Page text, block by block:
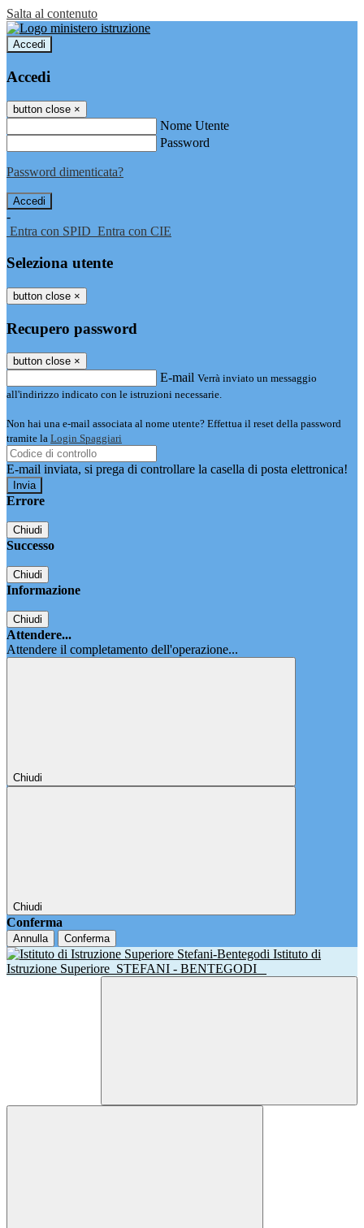
Salta al contenuto
Accedi
Accedi
button close ×
Nome Utente
Password
Password dimenticata?
-
Entra con SPID Entra con CIE
Seleziona utente
button close ×
Recupero password
button close ×
E-mail Verrà inviato un messaggio
all'indirizzo indicato con le istruzioni necessarie.
Non hai una e-mail associata al nome utente? Effettua il reset della password
tramite la Login Spaggiari
E-mail inviata, si prega di controllare la casella di posta elettronica!
Errore
Chiudi
Successo
Chiudi
Informazione
Chiudi
Attendere...
Attendere il completamento dell'operazione...
Chiudi
Chiudi
Conferma
Annulla Conferma
Istituto di
Istruzione Superiore STEFANI - BENTEGODI